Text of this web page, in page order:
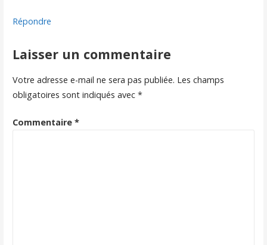
Répondre
Laisser un commentaire
Votre adresse e-mail ne sera pas publiée. Les champs
obligatoires sont indiqués avec *
Commentaire *